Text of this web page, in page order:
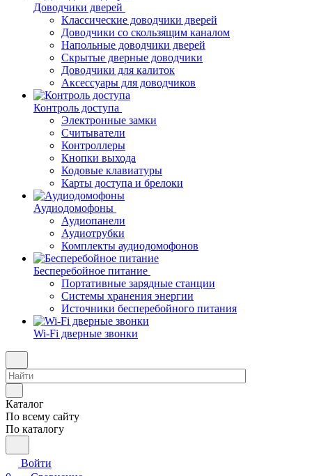
Доводчики дверей
Классические доводчики дверей
Доводчики со скользящим каналом
Напольные доводчики дверей
Скрытые дверные доводчики
Доводчики для калиток
Аксессуары для доводчиков
Контроль доступа
Электронные замки
Считыватели
Контроллеры
Кнопки выхода
Кодовые клавиатуры
Карты доступа и брелоки
Аудиодомофоны
Аудиопанели
Аудиотрубки
Комплекты аудиодомофонов
Бесперебойное питание
Портативные зарядные станции
Системы хранения энергии
Источники бесперебойного питания
Wi-Fi дверные звонки
Каталог
По всему сайту
По каталогу
Войти